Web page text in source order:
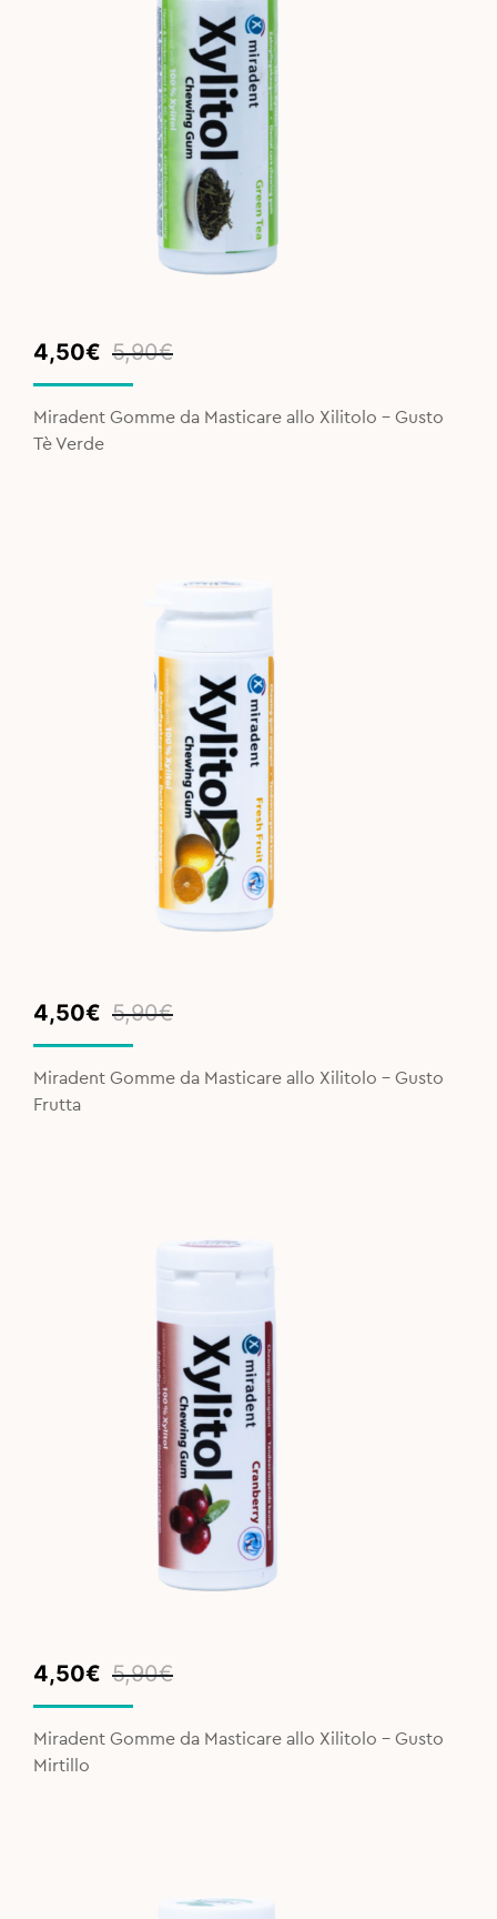
5,90€
Original
price
was:
5,90€.
4,50€
Current
price
is:
4,50€.
Miradent Gomme da Masticare allo Xilitolo - Gusto
Tè Verde
5,90€
Original
price
was:
5,90€.
4,50€
Current
price
is:
4,50€.
Miradent Gomme da Masticare allo Xilitolo - Gusto
Frutta
5,90€
Original
price
was:
5,90€.
4,50€
Current
price
is:
4,50€.
Miradent Gomme da Masticare allo Xilitolo - Gusto
Mirtillo